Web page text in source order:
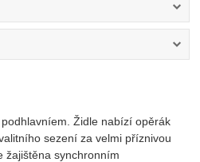
Židle nabízí opěrák
sezení za velmi příznivou
žajištěna synchronním